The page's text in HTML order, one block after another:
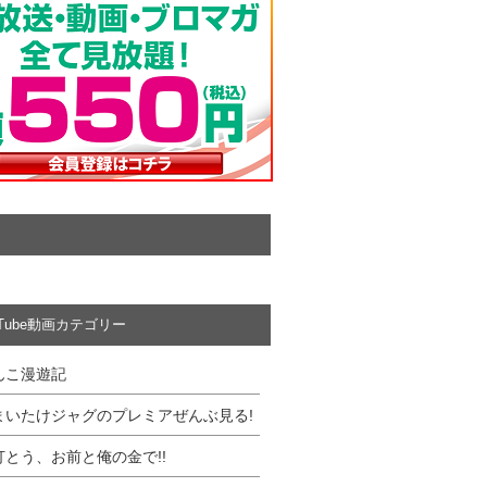
動画カテゴリー
こ漫遊記
いたけジャグのプレミアぜんぶ見る!
とう、お前と俺の金で!!